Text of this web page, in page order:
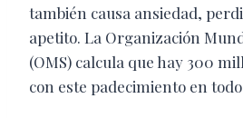
también causa ansiedad,
apetito. La Organización
(OMS) calcula que hay 300
con este padecimiento en